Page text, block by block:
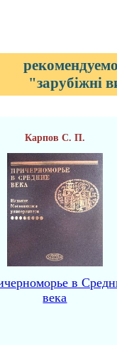
"зарубіжні
Карпов С. П.
в
века